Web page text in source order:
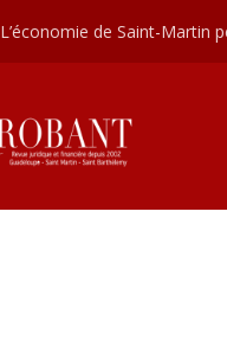
L’économie de Saint-Martin